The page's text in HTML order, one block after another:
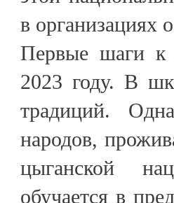
в организациях
Первые шаги к
2023 году. В
традиций.
народов,
цыганской
обучается в